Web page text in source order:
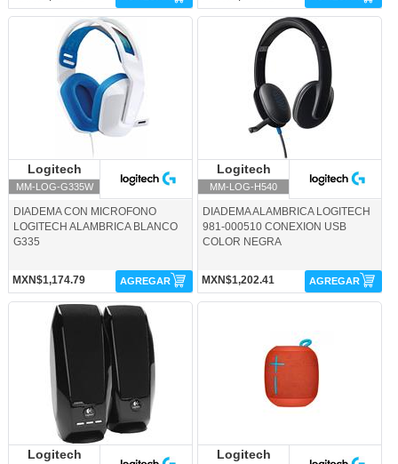
MM-LOG-G335W-Logitech
Logitech
MM-LOG-G335W
DIADEMA CON MICROFONO
LOGITECH ALAMBRICA BLANCO
G335
MXN$1,174.79 AGREGAR
MM-LOG-H540-Logitech
Logitech
MM-LOG-H540
DIADEMA ALAMBRICA LOGITECH
981-000510 CONEXION USB
COLOR NEGRA
MXN$1,202.41 AGREGAR
MM-LOG-S50-Logitech
Logitech Logitech